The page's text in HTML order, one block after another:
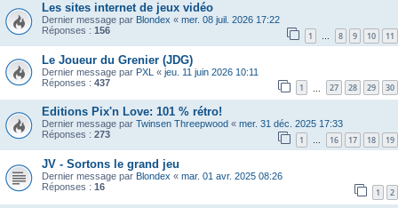
Les sites internet de jeux vidéo
Dernier message par Blondex « mer. 08 juil. 2026 17:22
Réponses : 156 1 … 8 9 10 11
Le Joueur du Grenier (JDG)
Dernier message par PXL « jeu. 11 juin 2026 10:11
Réponses : 437 1 27 28 29 30
Editions Pix'n Love: 101 % rétro!
Dernier message par Twinsen Threepwood « mer. 31 déc. 2025 17:33
Réponses : 273 1 … 16 17 18 19
JV - Sortons le grand jeu
Dernier message par Blondex « mar. 01 avr. 2025 08:26
Réponses : 16 1 2